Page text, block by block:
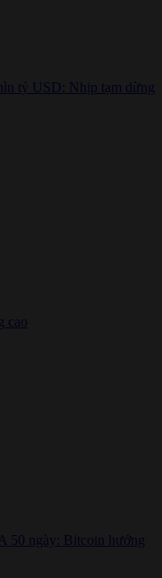
tỷ USD: Nhịp tạm dừng
cao
50 ngày: Bitcoin hướng